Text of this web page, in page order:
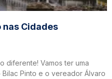
nas Cidades
diferente! Vamos ter uma
Pinto e o vereador Álvaro